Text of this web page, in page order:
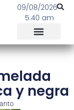
09/08/2026
5:40 am
y negra